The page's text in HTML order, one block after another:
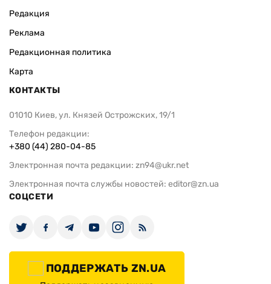
Редакция
Реклама
Редакционная политика
Карта
КОНТАКТЫ
01010 Киев, ул. Князей Острожских, 19/1
Телефон редакции:
+380 (44) 280-04-85
Электронная почта редакции: zn94@ukr.net
Электронная почта службы новостей: editor@zn.ua
СОЦСЕТИ
ПОДДЕРЖАТЬ ZN.UA